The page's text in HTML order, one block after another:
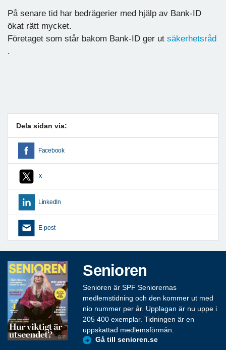
På senare tid har bedrägerier med hjälp av Bank-ID
ökat rätt mycket.
Företaget som står bakom Bank-ID ger ut säkerhetsråd
.
Dela sidan via:
Facebook
X
LinkedIn
E-post
Senioren
Senioren är SPF Seniorernas
medlemstidning och den kommer ut med
nio nummer per år. Upplagan är nu uppe i
205 400 exemplar. Tidningen är en
uppskattad medlemsförmån.
Gå till senioren.se